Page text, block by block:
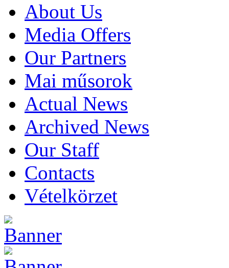
About Us
Media Offers
Our Partners
Mai műsorok
Actual News
Archived News
Our Staff
Contacts
Vételkörzet